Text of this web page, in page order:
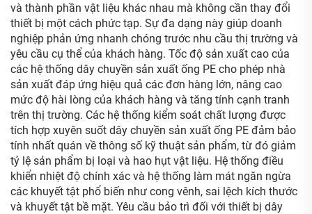
và thành phần vật liệu khác nhau mà không cần thay đổi
thiết bị một cách phức tạp. Sự đa dạng này giúp doanh
nghiệp phản ứng nhanh chóng trước nhu cầu thị trường và
yêu cầu cụ thể của khách hàng. Tốc độ sản xuất cao của
các hệ thống dây chuyền sản xuất ống PE cho phép nhà
sản xuất đáp ứng hiệu quả các đơn hàng lớn, nâng cao
mức độ hài lòng của khách hàng và tăng tính cạnh tranh
trên thị trường. Các hệ thống kiểm soát chất lượng được
tích hợp xuyên suốt dây chuyền sản xuất ống PE đảm bảo
tính nhất quán về thông số kỹ thuật sản phẩm, từ đó giảm
tỷ lệ sản phẩm bị loại và hao hụt vật liệu. Hệ thống điều
khiển nhiệt độ chính xác và hệ thống làm mát ngăn ngừa
các khuyết tật phổ biến như cong vênh, sai lệch kích thước
và khuyết tật bề mặt. Yêu cầu bảo trì đối với thiết bị dây